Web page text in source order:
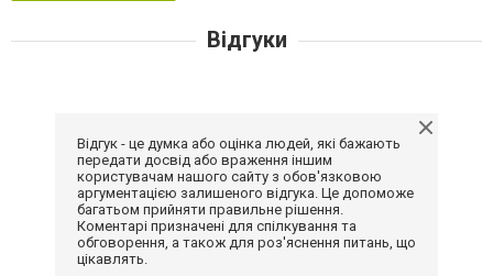
Відгуки
Відгук - це думка або оцінка людей, які бажають
передати досвід або враження іншим
користувачам нашого сайту з обов'язковою
аргументацією залишеного відгука. Це допоможе
багатьом прийняти правильне рішення.
Коментарі призначені для спілкування та
обговорення, а також для роз'яснення питань, що
цікавлять.